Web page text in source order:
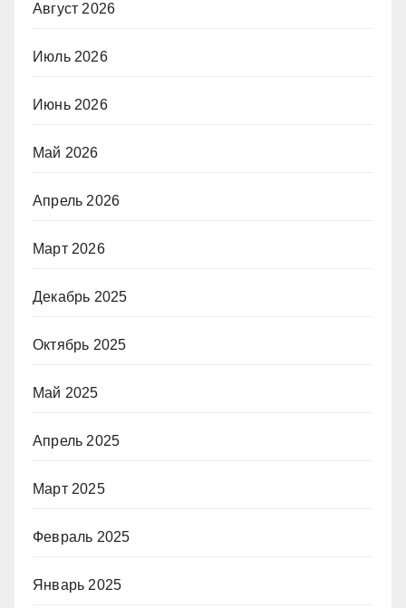
Август 2026
Июль 2026
Июнь 2026
Май 2026
Апрель 2026
Март 2026
Декабрь 2025
Октябрь 2025
Май 2025
Апрель 2025
Март 2025
Февраль 2025
Январь 2025